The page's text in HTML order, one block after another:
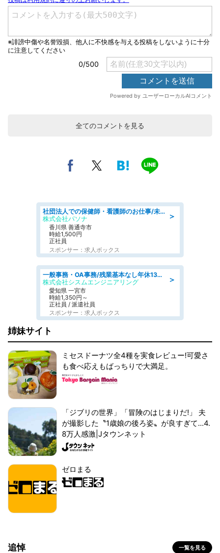
全てのコメントを見る
＞
社団法人での保健師・看護師のお仕事/未経験OK/要資格:普通免許、保健師、正看護師
株式会社パソナ
香川県 善通寺市
時給1,500円
正社員
スポンサー：求人ボックス
＞
一般事務・OA事務/残業基本なし年休130日社保完備の一般・調達事務
株式会社シスムエンジニアリング
愛知県 一宮市
時給1,350円～
正社員 / 派遣社員
スポンサー：求人ボックス
姉妹サイト
ミセスドーナツ全4種を実食レビュー!可愛さ
も食べ応えもばっちりで大満足。
「ジブリの世界」「冒険のはじまりだ!」 夫
が撮影した〝1歳娘の後ろ姿〟が良すぎて...4.
8万人感激|Jタウンネット
ゼロまる
追悼 一覧を見る